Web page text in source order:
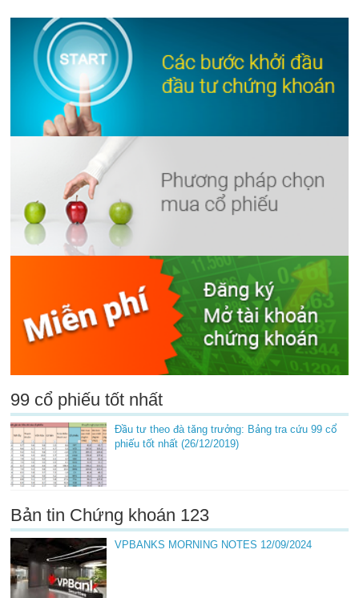
99 cổ phiếu tốt nhất
Đầu tư theo đà tăng trưởng: Bảng tra cứu 99 cổ
phiếu tốt nhất (26/12/2019)
Bản tin Chứng khoán 123
VPBANKS MORNING NOTES 12/09/2024